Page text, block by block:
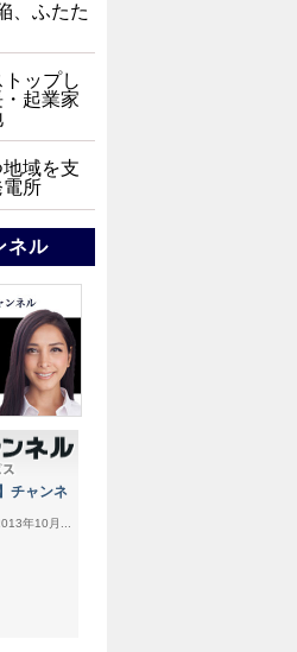
、ふたた
ップし
起業家
域を支
電所
ネル